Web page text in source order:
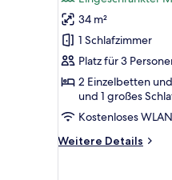
Apartment,
1
Schlafzimmer,
eingeschränkter
Meerblick
(Lateral
sea
view,
34 m²
1 Schlafzimmer
Platz für 3
2 Einzelbetten
und 1 großes
Kostenloses WLAN
Weitere Details
Weitere